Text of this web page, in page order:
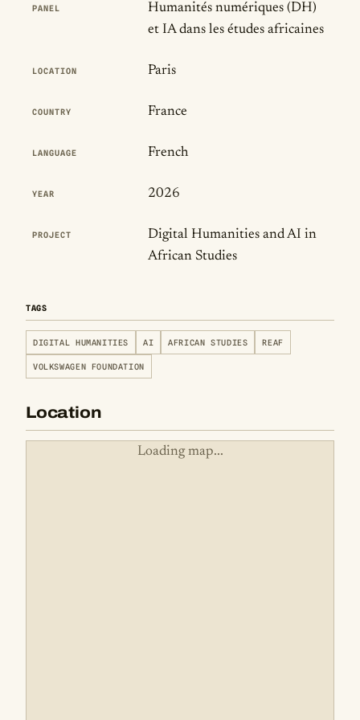
PANEL
Humanités numériques (DH)
et IA dans les études africaines
LOCATION Paris
COUNTRY France
LANGUAGE French
YEAR 2026
PROJECT
Digital Humanities and AI in
African Studies
TAGS
DIGITAL HUMANITIES AI AFRICAN STUDIES REAF
VOLKSWAGEN FOUNDATION
Location
Loading map...